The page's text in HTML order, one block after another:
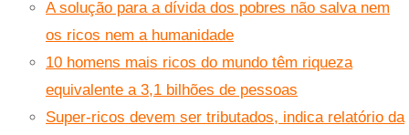
A solução para a dívida dos pobres não salva nem
os ricos nem a humanidade
10 homens mais ricos do mundo têm riqueza
equivalente a 3,1 bilhões de pessoas
Super-ricos devem ser tributados, indica relatório da